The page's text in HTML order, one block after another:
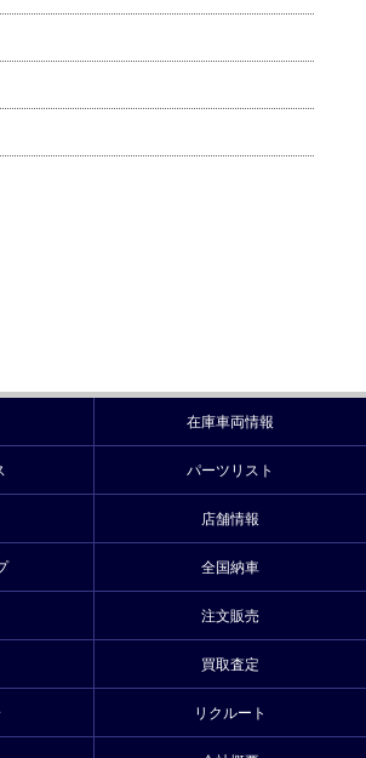
在庫車両情報
パーツリスト
店舗情報
全国納車
注文販売
買取査定
リクルート